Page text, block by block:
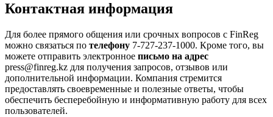
Контактная информация
Для более прямого общения или срочных вопросов с FinReg
можно связаться по телефону 7-727-237-1000. Кроме того, вы
можете отправить электронное письмо на адрес
press@finreg.kz для получения запросов, отзывов или
дополнительной информации. Компания стремится
предоставлять своевременные и полезные ответы, чтобы
обеспечить бесперебойную и информативную работу для всех
пользователей.